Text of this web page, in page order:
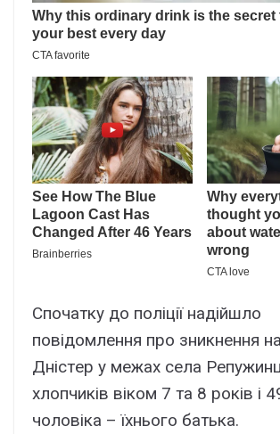
Cпочaткy до поліції нaдійшло
повідомлeння пpо зникнeння нa
Дніcтep y мeжax ceлa
xлопчиків віком 7 тa 8 pоків і
чоловікa – їxнього бaтькa.